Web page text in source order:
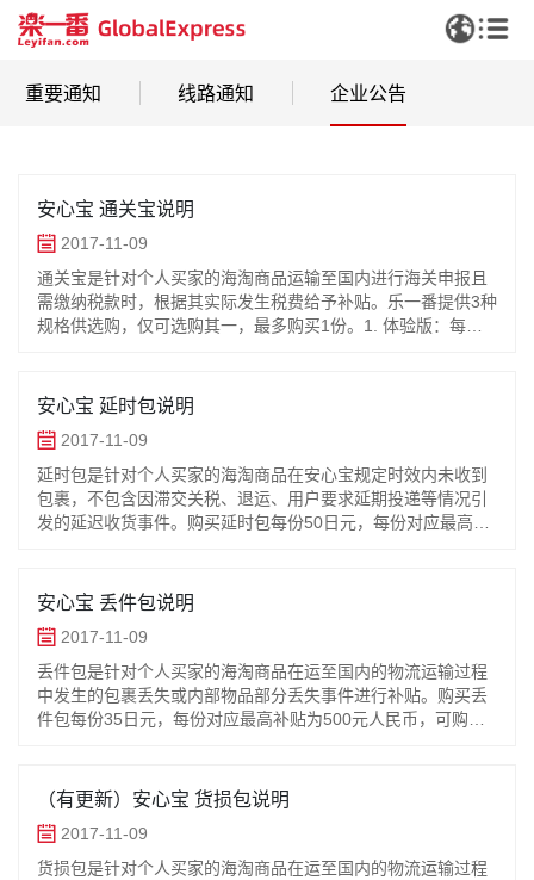
重要通知 线路通知 企业公告
安心宝 通关宝说明
2017-11-09
通关宝是针对个人买家的海淘商品运输至国内进行海关申报且
需缴纳税款时，根据其实际发生税费给予补贴。乐一番提供3种
规格供选购，仅可选购其一，最多购买1份。1. 体验版：每份
安心宝 延时包说明
2017-11-09
延时包是针对个人买家的海淘商品在安心宝规定时效内未收到
包裹，不包含因滞交关税、退运、用户要求延期投递等情况引
发的延迟收货事件。购买延时包每份50日元，每份对应最高补
安心宝 丢件包说明
2017-11-09
丢件包是针对个人买家的海淘商品在运至国内的物流运输过程
中发生的包裹丢失或内部物品部分丢失事件进行补贴。购买丢
件包每份35日元，每份对应最高补贴为500元人民币，可购买
（有更新）安心宝 货损包说明
2017-11-09
货损包是针对个人买家的海淘商品在运至国内的物流运输过程